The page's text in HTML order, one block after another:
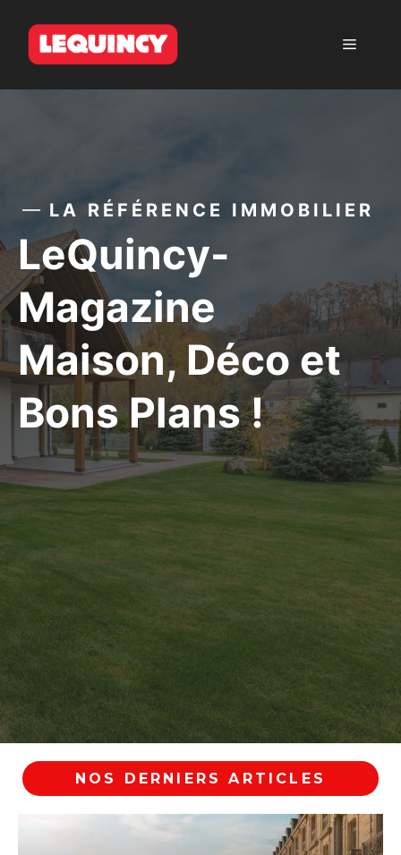
contenu
Menu
LA RÉFÉRENCE IMMOBILIER
LeQuincy-
Magazine
Maison, Déco et
Bons Plans !
NOS DERNIERS ARTICLES